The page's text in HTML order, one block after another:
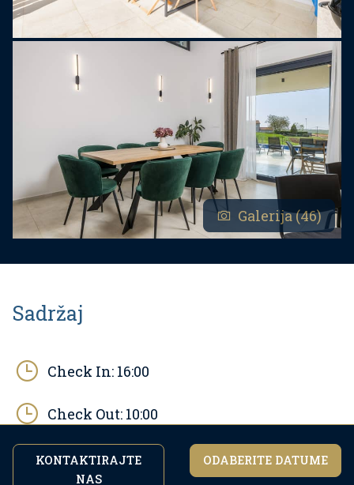
Galerija (46)
Sadržaj
Check In: 16:00
Check Out: 10:00
Površina:207
KONTAKTIRAJTE
NAS
ODABERITE DATUME
Nastavkom pregledavanja stranice slažete se s